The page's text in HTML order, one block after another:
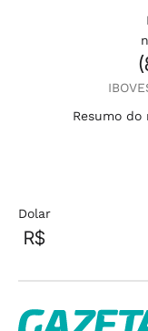
Resumo do
Dolar
R$